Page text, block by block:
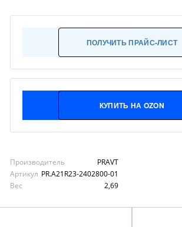
ПОЛУЧИТЬ ПРАЙС-ЛИСТ
КУПИТЬ НА OZON
Производитель
PRAVT
Артикул PR.A21R23-2402800-01
Вес
2,69